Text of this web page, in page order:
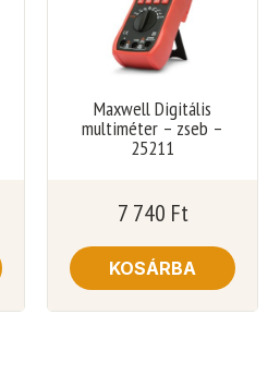
Maxwell Digitális
multiméter – zseb –
25211
7 740 Ft
KOSÁRBA